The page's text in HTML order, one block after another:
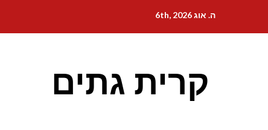
content
ה. אוג 6th, 2026
קרית גתים